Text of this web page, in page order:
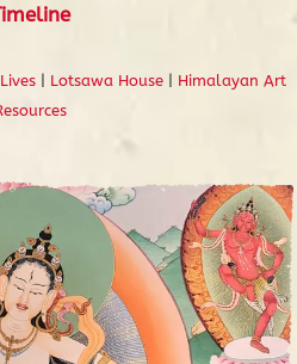
| Lotsawa House| Himalayan Art